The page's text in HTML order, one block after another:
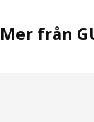
Mer från